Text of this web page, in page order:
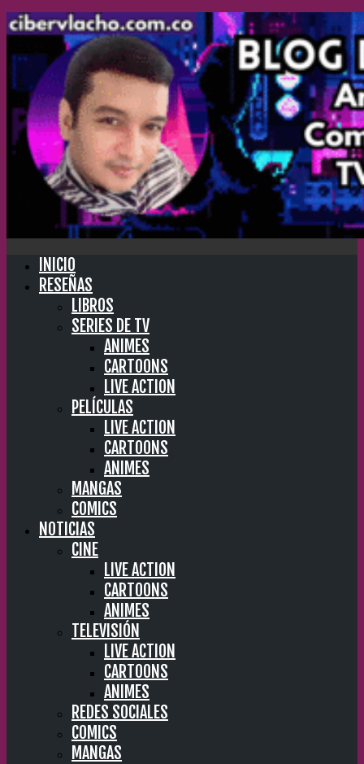
INICIO
RESEÑAS
LIBROS
SERIES DE TV
ANIMES
CARTOONS
LIVE ACTION
PELÍCULAS
LIVE ACTION
CARTOONS
ANIMES
MANGAS
COMICS
NOTICIAS
CINE
LIVE ACTION
CARTOONS
ANIMES
TELEVISIÓN
LIVE ACTION
CARTOONS
ANIMES
REDES SOCIALES
COMICS
MANGAS